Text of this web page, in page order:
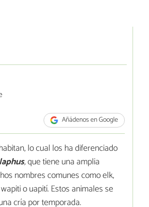
Añádenos en Google
lo cual los ha diferenciado
,que tiene una amplia
nombres comunes como elk,
o uapití. Estos animales se
cría por temporada.